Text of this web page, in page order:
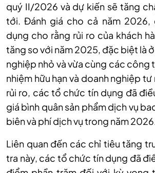
quý II/2026 và dự kiến sẽ tăng
tới. Đánh giá cho cả năm
dụng cho rằng rủi ro của khách
tăng so với năm 2025, đặc biệt là
nghiệp nhỏ và vừa cùng các công
nhiệm hữu hạn và doanh nghiệp
rủi ro, các tổ chức tín dụng đã
giá bình quân sản phẩm dịch vụ
biên và phí dịch vụ trong năm
Liên quan đến các chỉ tiêu tăng
tra này, các tổ chức tín dụng đã